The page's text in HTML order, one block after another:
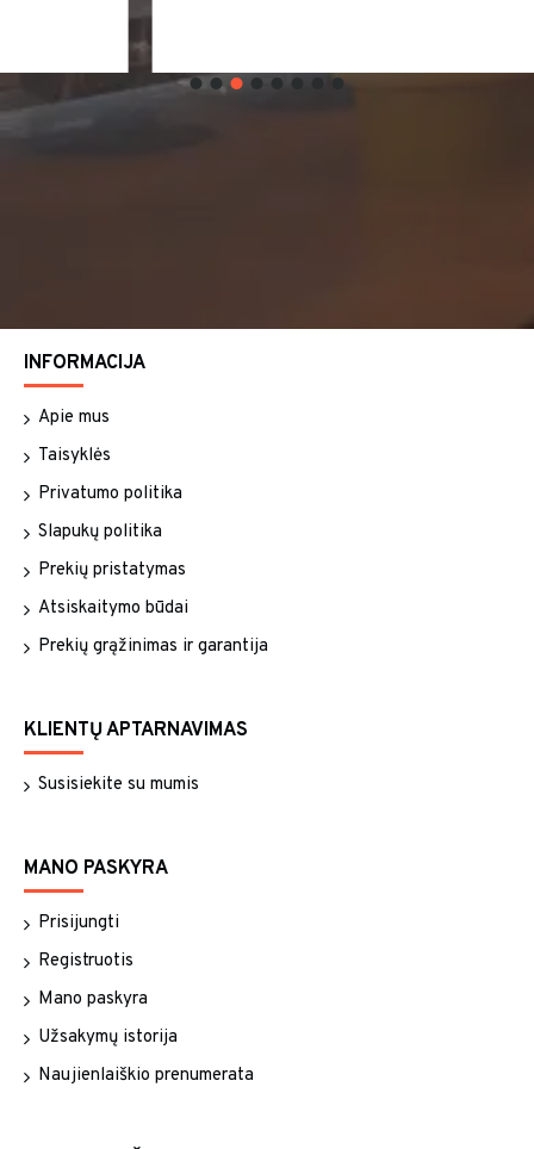
INFORMACIJA
Apie mus
Taisyklės
Privatumo politika
Slapukų politika
Prekių pristatymas
Atsiskaitymo būdai
Prekių grąžinimas ir garantija
KLIENTŲ APTARNAVIMAS
Susisiekite su mumis
MANO PASKYRA
Prisijungti
Registruotis
Mano paskyra
Užsakymų istorija
Naujienlaiškio prenumerata